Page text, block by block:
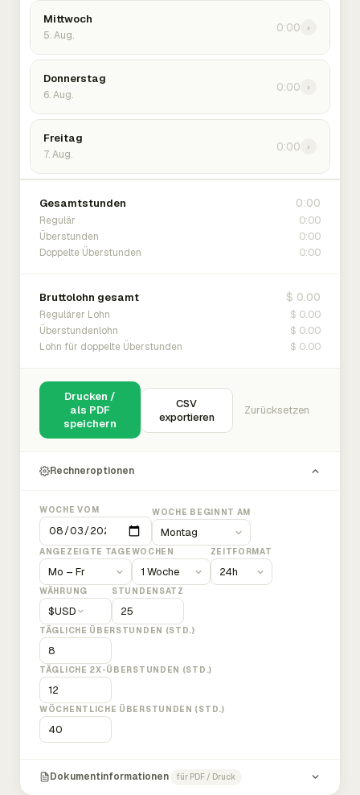
Mittwoch
5. Aug.
0:00 ›
Donnerstag
6. Aug.
0:00 ›
Freitag
7. Aug.
0:00 ›
Gesamtstunden 0:00
Regulär 0:00
Überstunden 0:00
Doppelte Überstunden 0:00
Bruttolohn gesamt $ 0.00
Regulärer Lohn $ 0.00
Überstundenlohn $ 0.00
Lohn für doppelte Überstunden $ 0.00
Drucken /
als PDF
speichern
CSV
exportieren
Zurücksetzen
Rechneroptionen
WOCHE VOM WOCHE BEGINNT AM
ANGEZEIGTE TAGEWOCHEN ZEITFORMAT
WÄHRUNG
$USD
STUNDENSATZ
TÄGLICHE ÜBERSTUNDEN (STD.)
TÄGLICHE 2X-ÜBERSTUNDEN (STD.)
WÖCHENTLICHE ÜBERSTUNDEN (STD.)
Dokumentinformationen für PDF / Druck